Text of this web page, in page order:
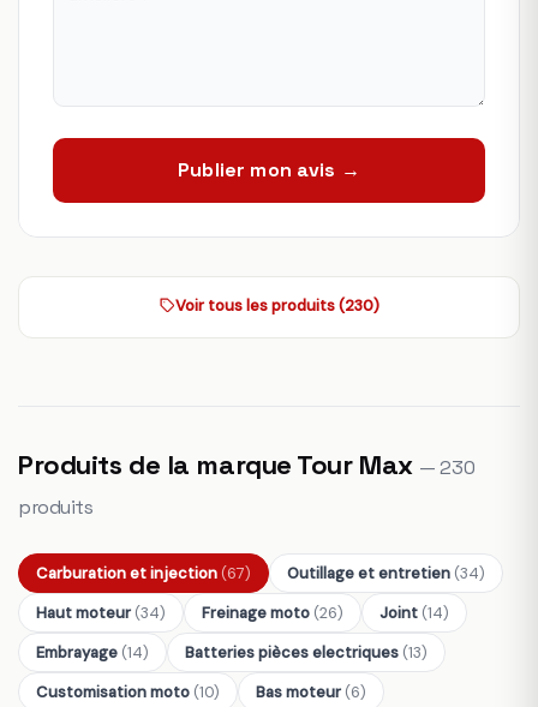
Publier mon avis →
Voir tous les produits (230)
Produits de la marque Tour Max — 230
produits
Carburation et injection (67) Outillage et entretien (34)
Haut moteur (34) Freinage moto (26) Joint (14)
Embrayage (14) Batteries pièces electriques (13)
Customisation moto (10) Bas moteur (6)